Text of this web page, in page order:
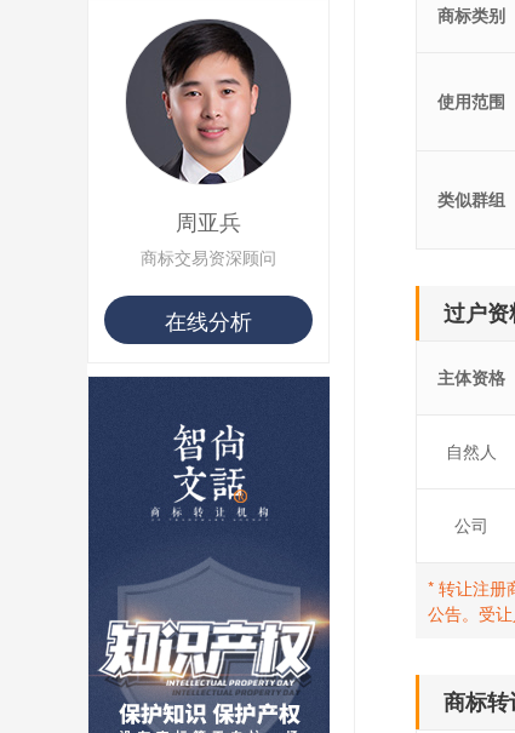
用户 S**22 购买 茶***
用户 S**68 购买 俏***
周亚兵
商标交易资深顾问
在线分析
商标类别
使用范围
类似群组
过户资
主体资格
自然人
公司
* 转让注册
公告。受
商标